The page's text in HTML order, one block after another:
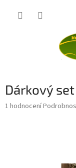
Dárkový
Průměrné
1 hodnocení